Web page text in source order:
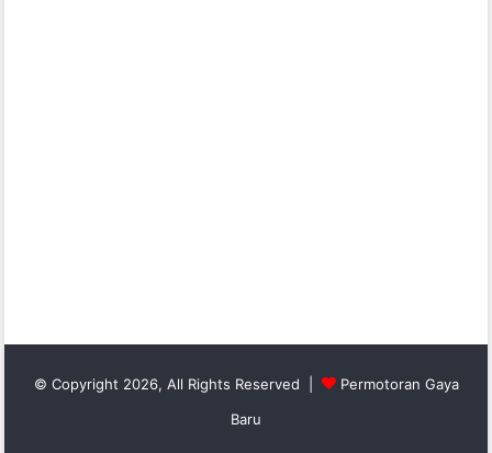
© Copyright 2026, All Rights Reserved |
Permotoran Gaya
Baru